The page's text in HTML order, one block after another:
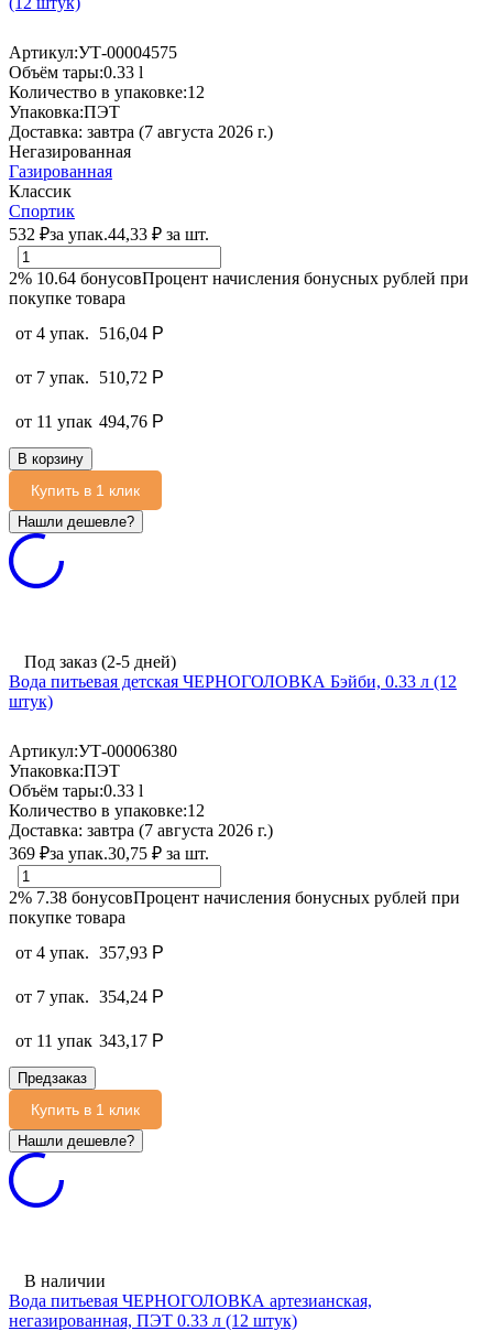
Артикул:УТ-00004575
Объём тары:0.33 l
Количество в упаковке:12
Упаковка:ПЭТ
Доставка: завтра (7 августа 2026 г.)
Негазированная
Газированная
Классик
Спортик
532 ₽за упак.44,33 ₽ за шт.
2% 10.64 бонусовПроцент начисления бонусных рублей при
покупке товара
от 4 упак.
516,04 Р
от 7 упак. 510,72 Р
от 11 упак 494,76 Р
В корзину
Купить в 1 клик
Под заказ (2-5 дней)
Вода питьевая детская ЧЕРНОГОЛОВКА Бэйби, 0.33 л (12
штук)
Артикул:УТ-00006380
Упаковка:ПЭТ
Объём тары:0.33 l
Количество в упаковке:12
Доставка: завтра (7 августа 2026 г.)
369 ₽за упак.30,75 ₽ за шт.
2% 7.38 бонусовПроцент начисления бонусных рублей при
покупке товара
от 4 упак. 357,93 Р
от 7 упак. 354,24 Р
от 11 упак 343,17 Р
Предзаказ
Купить в 1 клик
В наличии
Вода питьевая ЧЕРНОГОЛОВКА артезианская,
негазированная, ПЭТ 0.33 л (12 штук)